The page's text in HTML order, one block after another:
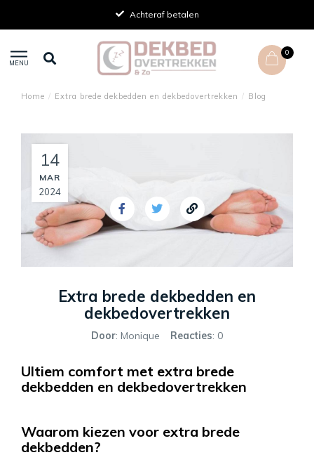
Achteraf betalen
MENU
0
Home / Extra brede dekbedden en dekbedovertrekken / Blog
14
MAR
2024
Extra brede dekbedden en
dekbedovertrekken
Door: Monique Reacties: 0
Ultiem comfort met extra brede
dekbedden en dekbedovertrekken
Waarom kiezen voor extra brede
dekbedden?